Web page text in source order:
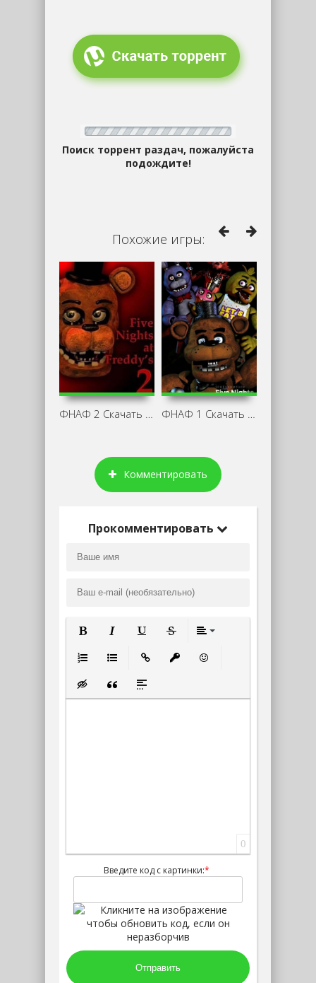
Поиск торрент раздач, пожалуйста
подождите!
Похожие игры:
ФНАФ 2 Скачать на ПК на Русском без ФНАФ 1 Скачать на ПК на Русском
Комментировать
Прокомментировать
Нумерованный список
Вставка скрытого текста
Вставка цитаты
Вставка спойлера
0
Введите код с картинки:*
Отправить